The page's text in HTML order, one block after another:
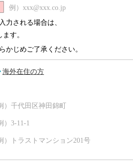
例）xxx@xxx.co.jp
力される場合は、
す。
じめご了承ください。
海外在住の方
）千代田区神田錦町
）3-11-1
）トラストマンション201号